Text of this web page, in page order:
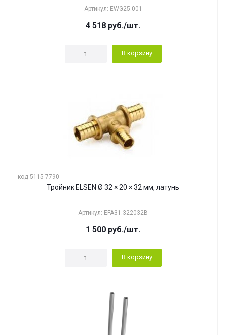
Артикул: EWG25.001
4 518 руб./шт.
В корзину
код 5115-7790
Тройник ELSEN Ø 32 × 20 × 32 мм, латунь
Артикул: EFA31.322032B
1 500 руб./шт.
В корзину